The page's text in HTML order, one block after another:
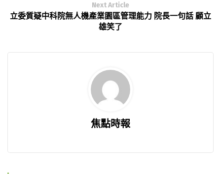
Next Article
立委質疑中科院無人機產業園區管理能力 院長一句話 顧立
雄笑了
焦點時報